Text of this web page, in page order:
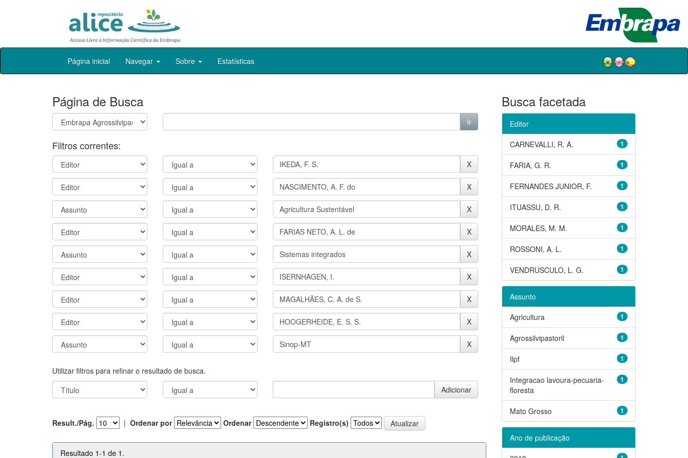
Skip
Página inicial Navegar Sobre Estatísticas
Página de Busca
Filtros correntes:
Utilizar filtros para refinar o resultado de busca.
Result./Pág. | Ordenar por Ordenar Registro(s)
Resultado 1-1 de 1.
Busca facetada
Editor
1
CARNEVALLI, R. A.
1
FARIA, G. R.
1
FERNANDES JUNIOR, F.
1
ITUASSU, D. R.
1
MORALES, M. M.
1
ROSSONI, A. L.
1
VENDRUSCULO, L. G.
Assunto
1
Agricultura
1
Agrossilvipastoril
1
Ilpf
1
Integracao lavoura-pecuaria-
floresta
1
Mato Grosso
Ano de publicação